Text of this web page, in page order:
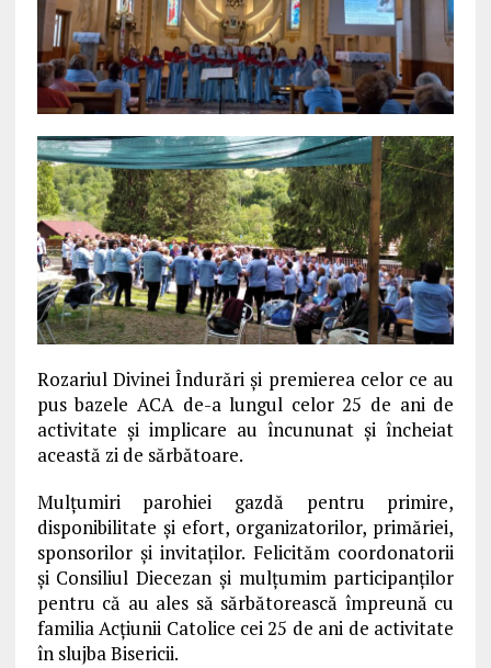
Rozariul Divinei Îndurări şi premierea celor ce au
pus bazele ACA de-a lungul celor 25 de ani de
activitate şi implicare au încununat şi încheiat
această zi de sărbătoare.
Mulţumiri parohiei gazdă pentru primire,
disponibilitate şi efort, organizatorilor, primăriei,
sponsorilor şi invitaţilor. Felicităm coordonatorii
şi Consiliul Diecezan şi mulţumim participanţilor
pentru că au ales să sărbătorească împreună cu
familia Acţiunii Catolice cei 25 de ani de activitate
în slujba Bisericii.